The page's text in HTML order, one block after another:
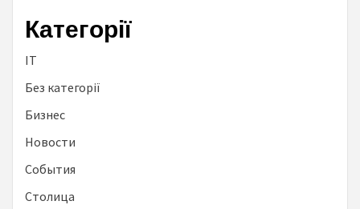
Категорії
IT
Без категорії
Бизнес
Новости
События
Столица